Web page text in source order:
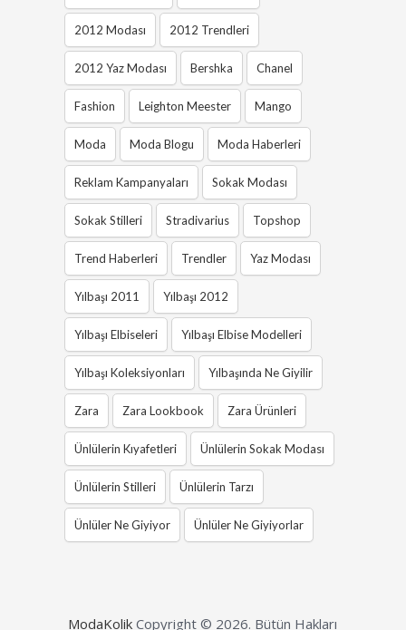
2012 Modası 2012 Trendleri
2012 Yaz Modası Bershka Chanel
Fashion Leighton Meester Mango
Moda Moda Blogu Moda Haberleri
Reklam Kampanyaları Sokak Modası
Sokak Stilleri Stradivarius Topshop
Trend Haberleri Trendler Yaz Modası
Yılbaşı 2011 Yılbaşı 2012
Yılbaşı Elbiseleri Yılbaşı Elbise Modelleri
Yılbaşı Koleksiyonları Yılbaşında Ne Giyilir
Zara Zara Lookbook Zara Ürünleri
Ünlülerin Kıyafetleri Ünlülerin Sokak Modası
Ünlülerin Stilleri Ünlülerin Tarzı
Ünlüler Ne Giyiyor Ünlüler Ne Giyiyorlar
ModaKolik Copyright © 2026. Bütün Hakları